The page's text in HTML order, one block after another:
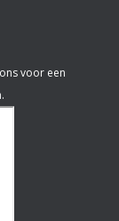
voor een